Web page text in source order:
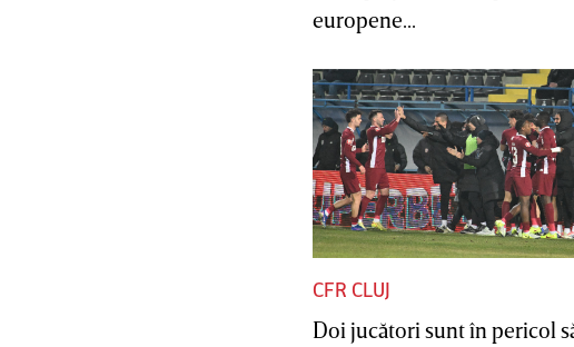
europene...
CFR CLUJ
Doi jucători sunt în pericol